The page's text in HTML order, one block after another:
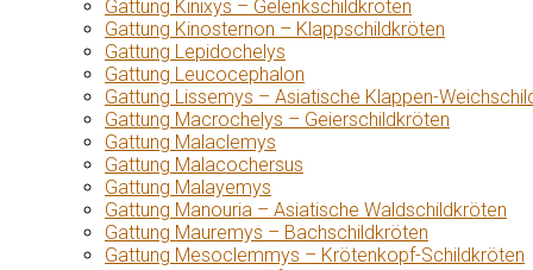
Gattung Kinixys – Gelenkschildkröten
Gattung Kinosternon – Klappschildkröten
Gattung Lepidochelys
Gattung Leucocephalon
Gattung Lissemys – Asiatische Klappen-
Gattung Macrochelys – Geierschildkröten
Gattung Malaclemys
Gattung Malacochersus
Gattung Malayemys
Gattung Manouria – Asiatische Waldschildkröten
Gattung Mauremys – Bachschildkröten
Gattung Mesoclemmys – Krötenkopf-Schildkröten